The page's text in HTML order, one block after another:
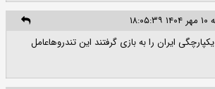
ایران را به بازی گرفتند این تندروهاعامل